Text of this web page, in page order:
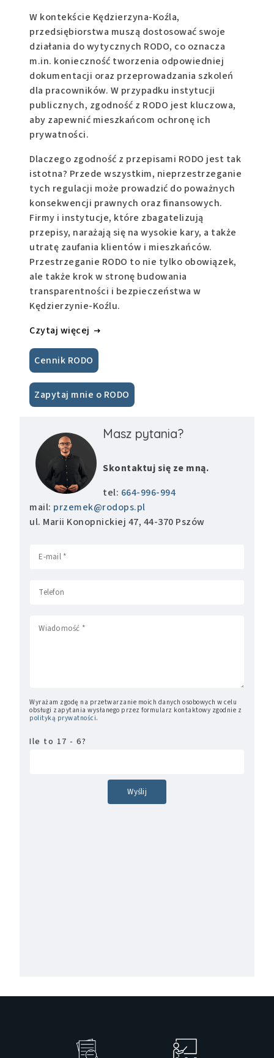
W kontekście Kędzierzyna-Koźla,
przedsiębiorstwa muszą dostosować swoje
działania do wytycznych RODO, co oznacza
m.in. konieczność tworzenia odpowiedniej
dokumentacji oraz przeprowadzania szkoleń
dla pracowników. W przypadku instytucji
publicznych, zgodność z RODO jest kluczowa,
aby zapewnić mieszkańcom ochronę ich
prywatności.
Dlaczego zgodność z przepisami RODO jest tak
istotna? Przede wszystkim, nieprzestrzeganie
tych regulacji może prowadzić do poważnych
konsekwencji prawnych oraz finansowych.
Firmy i instytucje, które zbagatelizują
przepisy, narażają się na wysokie kary, a także
utratę zaufania klientów i mieszkańców.
Przestrzeganie RODO to nie tylko obowiązek,
ale także krok w stronę budowania
transparentności i bezpieczeństwa w
Kędzierzynie-Koźlu.
Czytaj więcej
Cennik RODO
Zapytaj mnie o RODO
Masz pytania?
Skontaktuj się ze mną.
tel: 664-996-994
mail: przemek@rodops.pl
ul. Marii Konopnickiej 47, 44-370 Pszów
Wyrażam zgodę na przetwarzanie moich danych osobowych w celu
obsługi zapytania wysłanego przez formularz kontaktowy zgodnie z
polityką prywatności.
Ile to 17 - 6?